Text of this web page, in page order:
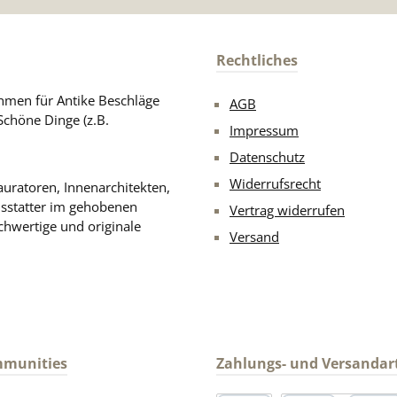
für Antike Beschläge
Dinge (z.B.
Innenarchitekten,
im gehobenen
und originale
Rechtliches
AGB
Impressum
Datenschutz
Widerrufsrecht
Vertrag widerrufen
Versand
Zahlungs- und